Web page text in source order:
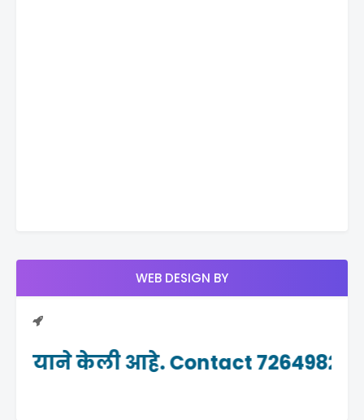
WEB DESIGN BY
केली आहे. Contact 7264982465